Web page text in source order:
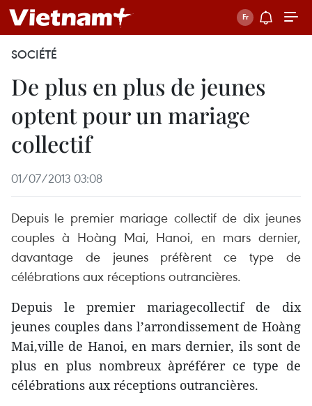
SOCIÉTÉ
De plus en plus de jeunes
optent pour un mariage
collectif
01/07/2013 03:08
Depuis le premier mariage collectif de dix jeunes
couples à Hoàng Mai, Hanoi, en mars dernier,
davantage de jeunes préfèrent ce type de
célébrations aux réceptions outrancières.
Depuis le premier mariagecollectif de dix
jeunes couples dans l’arrondissement de Hoàng
Mai,ville de Hanoi, en mars dernier, ils sont de
plus en plus nombreux àpréférer ce type de
célébrations aux réceptions outrancières.